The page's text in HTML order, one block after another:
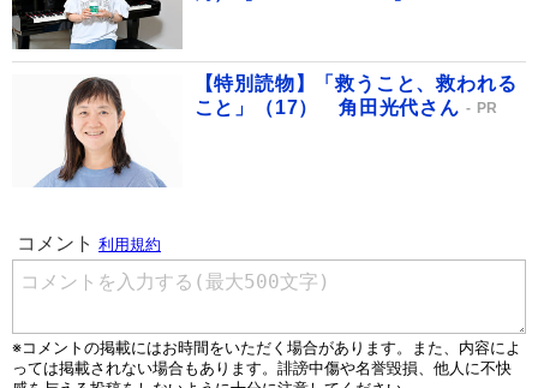
【特別読物】「救うこと、救われる
こと」（17） 角田光代さん
PR